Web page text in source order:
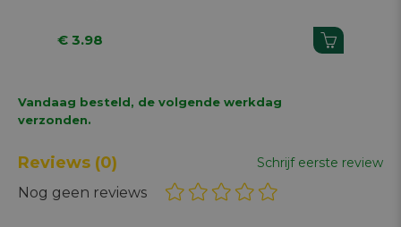
€ 3.98
Vandaag besteld, de volgende werkdag
verzonden.
Reviews (0) Schrijf eerste review
Nog geen reviews